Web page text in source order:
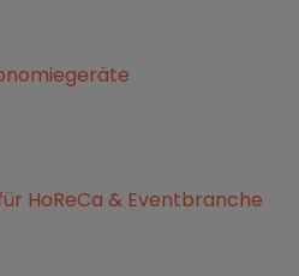
HoReCa & Eventbranche